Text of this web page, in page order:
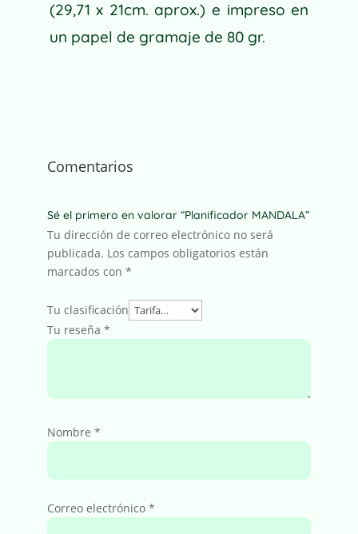
(29,71 x 21cm. aprox.) e impreso en
un papel de gramaje de 80 gr.
Comentarios
Sé el primero en valorar “Planificador MANDALA”
Tu dirección de correo electrónico no será
publicada. Los campos obligatorios están
marcados con *
Tu clasificación
Tu reseña *
Nombre *
Correo electrónico *